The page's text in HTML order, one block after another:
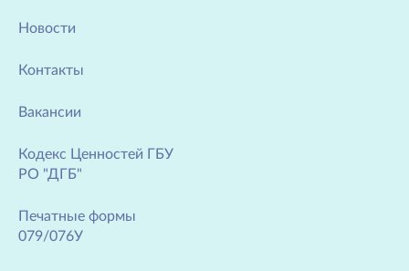
Новости
Контакты
Вакансии
Кодекс Ценностей ГБУ
РО "ДГБ"
Печатные формы
079/076У